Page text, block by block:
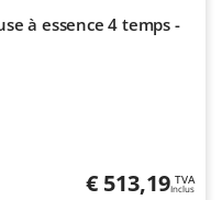
à essence 4 temps -
€ 513,19 TVA
Inclus